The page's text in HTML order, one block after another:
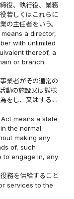
役、執行役、業務
若しくはこれらに
の主任者をいう。
a director,
with unlimited
thereof, a
or branch
業者がその通常の
動の施設又は態様
をし、又はするこ
means a state
the normal
making any
of, such
to engage in, any
務を供給すること
services to the